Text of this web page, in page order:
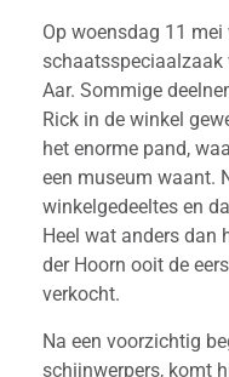
Op woensdag 11
schaatsspeciaalzaak
Aar. Sommige
Rick in de winkel
het enorme pand,
een museum waant.
winkelgedeeltes en
Heel wat anders dan
der Hoorn ooit de
verkocht.
Na een voorzichtig
schijnwerpers, komt